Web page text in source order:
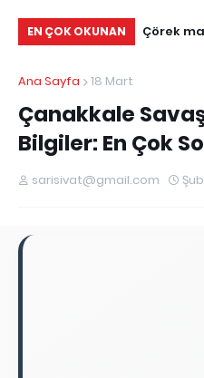
EN ÇOK OKUNAN
Çörek
Abdullah
Ana Sayfa 18 Mart
Çanakkale
Bilgiler: En Çok
sarisivat@gmail.com